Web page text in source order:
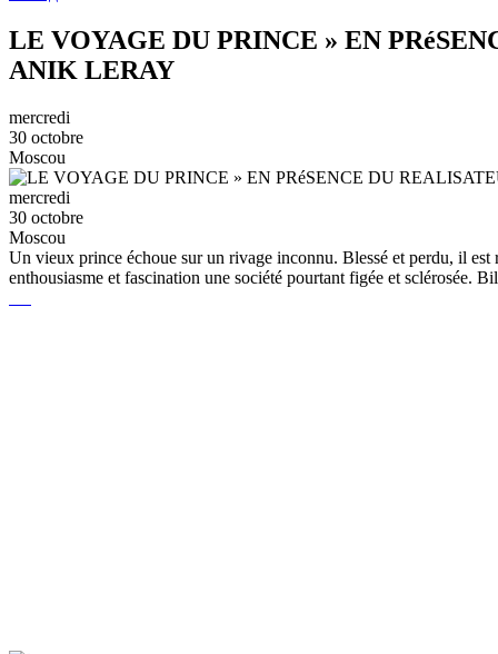
LE VOYAGE DU PRINCE » EN
ANIK LERAY
mercredi
30 octobre
Moscou
mercredi
30 octobre
Moscou
Un vieux prince échoue sur un rivage inconnu. Blessé et perdu, il
enthousiasme et fascination une société pourtant figée et sclérosée.